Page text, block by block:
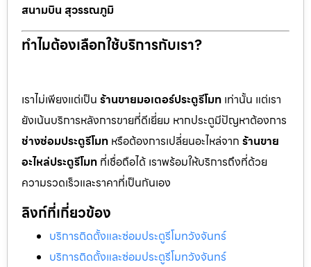
สนามบิน สุวรรณภูมิ
ทำไมต้องเลือกใช้บริการกับเรา?
เราไม่เพียงแต่เป็น ร้านขายมอเตอร์ประตูรีโมท เท่านั้น แต่เรา
ยังเน้นบริการหลังการขายที่ดีเยี่ยม หากประตูมีปัญหาต้องการ
ช่างซ่อมประตูรีโมท หรือต้องการเปลี่ยนอะไหล่จาก ร้านขาย
อะไหล่ประตูรีโมท ที่เชื่อถือได้ เราพร้อมให้บริการถึงที่ด้วย
ความรวดเร็วและราคาที่เป็นกันเอง
ลิงก์ที่เกี่ยวข้อง
บริการติดตั้งและซ่อมประตูรีโมทวังจันทร์
บริการติดตั้งและซ่อมประตูรีโมทวังจันทร์